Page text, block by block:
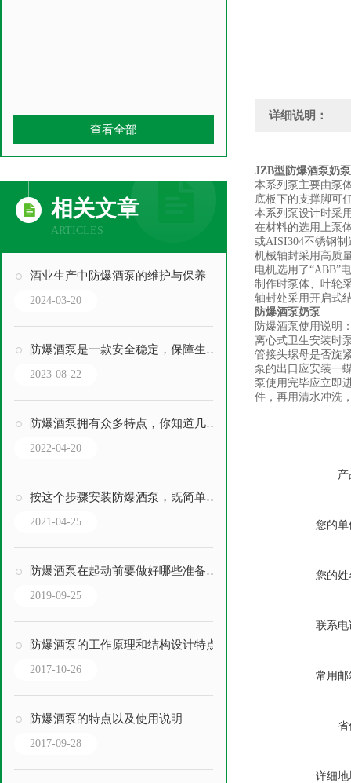
查看全部
相关文章
ARTICLES
酒业生产中防爆酒泵的维护与保养
2024-03-20
防爆酒泵是一款安全稳定，保障生产的设备
2023-08-22
防爆酒泵拥有众多特点，你知道几点？
2022-04-20
按这个步骤安装防爆酒泵，既简单又快速
2021-04-25
防爆酒泵在起动前要做好哪些准备及检查工作？
2019-09-25
防爆酒泵的工作原理和结构设计特点
2017-10-26
防爆酒泵的特点以及使用说明
2017-09-28
详细说明：
JZB型防爆酒泵奶泵
本系列泵主要由泵
底板下的支撑脚可
本系列泵设计时采
在材料的选用上泵
或AISI304不锈钢制
机械轴封采用高质
电机选用了“ABB”
制作时泵体、叶轮
轴封处采用开启式
防爆酒泵奶泵
防爆酒泵使用说明
离心式卫生安装时
管接头螺母是否旋
泵的出口应安装一
泵使用完毕应立即
件，再用清水冲洗
您的单
您的姓
联系电
常用邮
省
详细地